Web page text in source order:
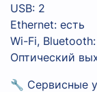
USB: 2
Ethernet: есть
Wi-Fi,
Оптический
🔧 Сервисные